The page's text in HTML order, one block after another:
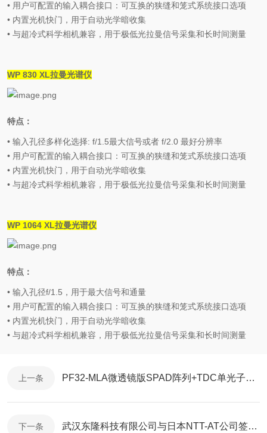
• 用户可配置的输入耦合接口：可互换的狭缝和笼式系统接口选项
• 内置光机快门，用于自动光学暗收集
• 与超冷式科学相机兼容，用于极低光拉曼信号采集和长时间测量
WP 830 XL拉曼光谱仪
特点：
• 输入孔径多样化选择: f/1.5最大信号或者 f/2.0 最好分辨率
• 用户可配置的输入耦合接口：可互换的狭缝和笼式系统接口选项
• 内置光机快门，用于自动光学暗收集
• 与超冷式科学相机兼容，用于极低光拉曼信号采集和长时间测量
WP 1064 XL拉曼光谱仪
特点：
• 输入孔径f/1.5 ，用于最大信号和通量
• 用户可配置的输入耦合接口：可互换的狭缝和笼式系统接口选项
• 内置光机快门，用于自动光学暗收集
• 与超冷式科学相机兼容，用于极低光拉曼信号采集和长时间测量
上一条 PF32-MLA微透镜版SPAD阵列+TDC单光子计数相机新上市
下一条 武汉东隆科技有限公司与日本NTT-AT公司签署代理协议